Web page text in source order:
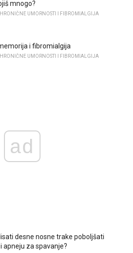
mnogo?
UMORNOSTI I FIBROMIALGIJA
i fibromialgija
UMORNOSTI I FIBROMIALGIJA
ad
desne nosne trake poboljšati
apneju za spavanje?